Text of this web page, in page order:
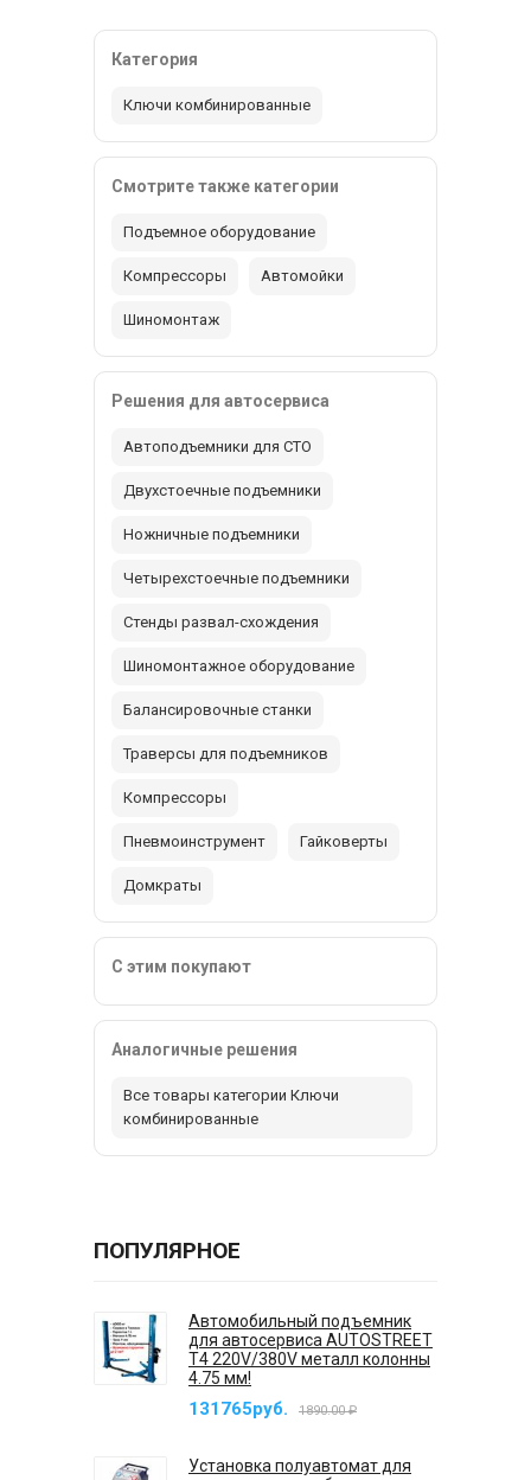
Категория
Ключи комбинированные
Смотрите также категории
Подъемное оборудование
Компрессоры Автомойки
Шиномонтаж
Решения для автосервиса
Автоподъемники для СТО
Двухстоечные подъемники
Ножничные подъемники
Четырехстоечные подъемники
Стенды развал-схождения
Шиномонтажное оборудование
Балансировочные станки
Траверсы для подъемников
Компрессоры
Пневмоинструмент Гайковерты
Домкраты
С этим покупают
Аналогичные решения
Все товары категории Ключи
комбинированные
ПОПУЛЯРНОЕ
Автомобильный подъемник
для автосервиса AUTOSTREET
T4 220V/380V металл колонны
4.75 мм!
131765руб. 1890.00 ₽
Установка полуавтомат для